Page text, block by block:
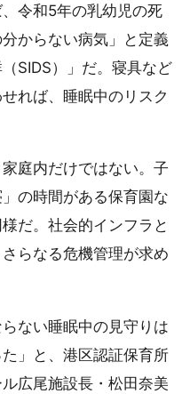
令和5年の乳幼児の死
からない病気」と定義
SIDS）」だ。寝具など
れば、睡眠中のリスク
庭内だけではない。子
の時間がある保育園な
だ。社会的インフラと
らなる危機管理が求め
ない睡眠中の見守りは
た」と、港区認証保育所
広尾施設長・松田奈美